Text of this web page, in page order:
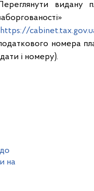
видану
https://
номера
і номеру).
на